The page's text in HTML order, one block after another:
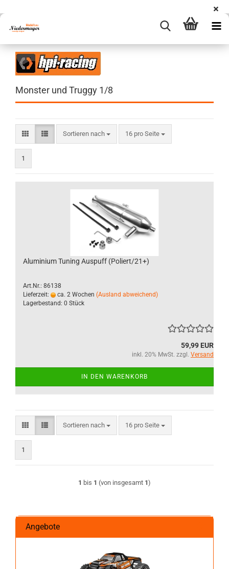
Monster und Truggy 1/8
Sortieren nach
Sortieren nach 16 pro Seite
pro Seite
1
Aluminium Tuning Auspuff (Poliert/21+)
Art.Nr.: 86138
Lieferzeit:
ca. 2 Wochen (Ausland abweichend)
Lagerbestand: 0 Stück
59,99 EUR
inkl. 20% MwSt. zzgl. Versand
IN DEN WARENKORB
Sortieren nach
Sortieren nach 16 pro Seite
pro Seite
1
1 bis 1 (von insgesamt 1)
Angebote